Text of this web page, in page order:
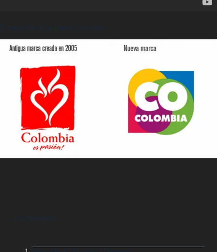
EvoluciÃ³n de la marca Colombia
2 comentarios